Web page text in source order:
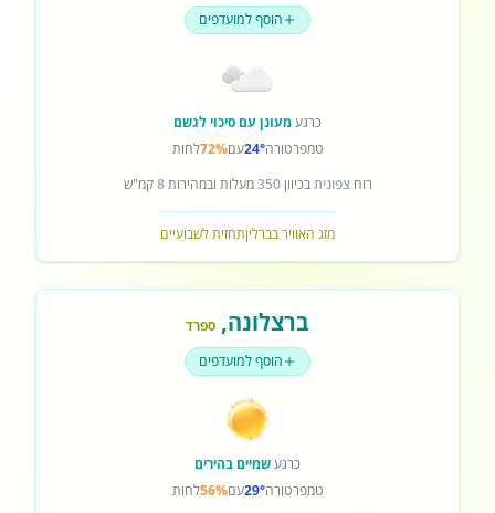
הוסף למועדפים
כרגעמעונן עם סיכוי לגשם
טמפרטורה24°עם72%לחות
רוחצפוניתבכיוון350מעלות ובמהירות8קמ"ש
מזג האוויר בברליןתחזית לשבועיים
ברצלונה, ספרד
הוסף למועדפים
כרגעשמיים בהירים
טמפרטורה29°עם56%לחות